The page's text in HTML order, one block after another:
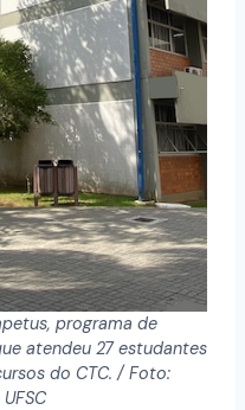
programa de
atendeu 27 estudantes
do CTC. / Foto: